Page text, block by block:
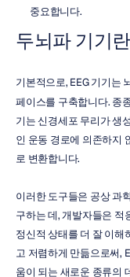
중요합니다.
두뇌파 기기
기본적으로, EEG 기기는
페이스를 구축합니다. 종
기는 신경세포 무리가 생
인 운동 경로에 의존하지
로 변환합니다.
이러한 도구들은 공상 과
구하는 데, 개발자들은 적
정신적 상태를 더 잘 이해
고 저렴하게 만듦으로써,
움이 되는 새로운 종류의